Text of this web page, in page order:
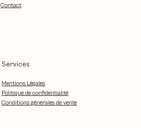
Contact
Services
Mentions Légales
Politique de confidentialité
Conditions générales de vente